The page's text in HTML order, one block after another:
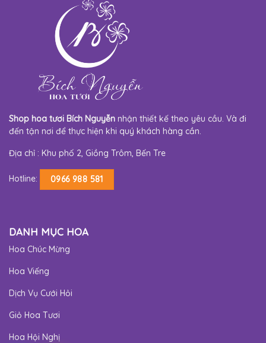
Shop hoa tươi Bích Nguyễn nhận thiết kế theo yêu cầu. Và đi
đến tận nơi để thực hiện khi quý khách hàng cần.
Địa chỉ : Khu phố 2, Giồng Trôm, Bến Tre
Hotline: 0966 988 581
DANH MỤC HOA
Hoa Chúc Mừng
Hoa Viếng
Dịch Vụ Cưới Hỏi
Giỏ Hoa Tươi
Hoa Hội Nghị